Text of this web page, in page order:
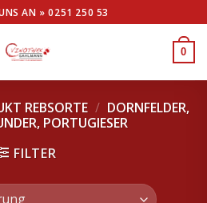
AN »0251 250 53
0
REBSORTE / DORNFELDER,
PORTUGIESER
FILTER